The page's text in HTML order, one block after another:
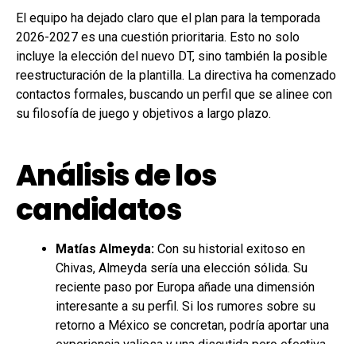
El equipo ha dejado claro que el plan para la temporada
2026-2027 es una cuestión prioritaria. Esto no solo
incluye la elección del nuevo DT, sino también la posible
reestructuración de la plantilla. La directiva ha comenzado
contactos formales, buscando un perfil que se alinee con
su filosofía de juego y objetivos a largo plazo.
Análisis de los
candidatos
Matías Almeyda: Con su historial exitoso en
Chivas, Almeyda sería una elección sólida. Su
reciente paso por Europa añade una dimensión
interesante a su perfil. Si los rumores sobre su
retorno a México se concretan, podría aportar una